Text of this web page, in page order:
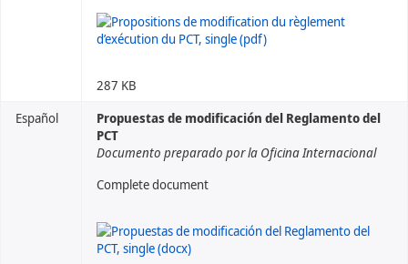
287 KB
Español
Propuestas de modificación del Reglamento del
PCT
Documento preparado por la Oficina Internacional
Complete document